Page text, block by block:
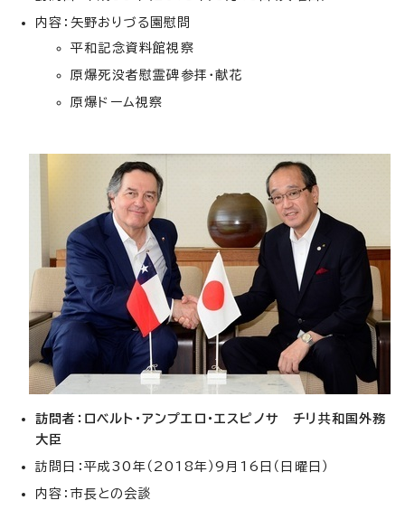
内容：矢野おりづる園慰問
平和記念資料館視察
原爆死没者慰霊碑参拝・献花
原爆ドーム視察
訪問者：ロベルト・アンプエロ・エスピノサ チリ共和国外務
大臣
訪問日：平成30年（2018年）9月16日（日曜日）
内容：市長との会談